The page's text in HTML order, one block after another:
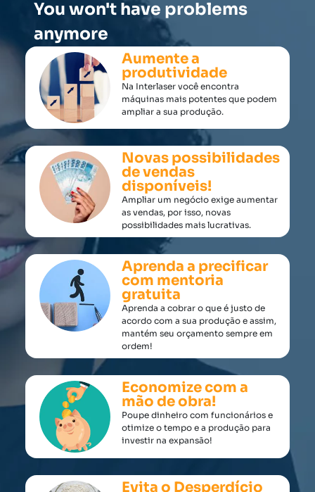
You won't have problems
anymore
Aumente a
produtividade
Na Interlaser você encontra
máquinas mais potentes que podem
ampliar a sua produção.
Novas possibilidades
de vendas
disponíveis!
Ampliar um negócio exige aumentar
as vendas, por isso, novas
possibilidades mais lucrativas.
Aprenda a precificar
com mentoria
gratuita
Aprenda a cobrar o que é justo de
acordo com a sua produção e assim,
mantém seu orçamento sempre em
ordem!
Economize com a
mão de obra!
Poupe dinheiro com funcionários e
otimize o tempo e a produção para
investir na expansão!
Evita o Desperdício